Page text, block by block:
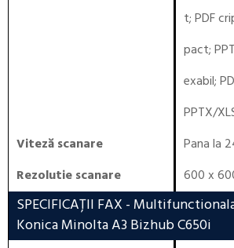
t; PDF
pact;
exabil;
PPTX/
Viteză scanare
Pana la
Rezolutie scanare
600 x
SPECIFICAȚII FAX -
Konica Minolta A3 Bizhub C650i